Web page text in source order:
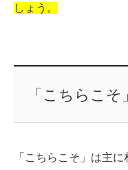
しょう。
「こちらこ
「こちらこそ」は主